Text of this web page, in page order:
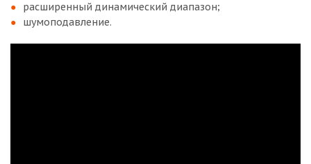
расширенный динамический диапазон;
шумоподавление.